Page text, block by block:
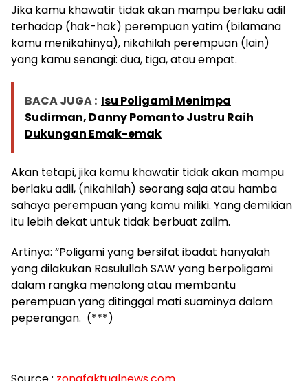
Jika kamu khawatir tidak akan mampu berlaku adil
terhadap (hak-hak) perempuan yatim (bilamana
kamu menikahinya), nikahilah perempuan (lain)
yang kamu senangi: dua, tiga, atau empat.
BACA JUGA : Isu Poligami Menimpa
Sudirman, Danny Pomanto Justru Raih
Dukungan Emak-emak
Akan tetapi, jika kamu khawatir tidak akan mampu
berlaku adil, (nikahilah) seorang saja atau hamba
sahaya perempuan yang kamu miliki. Yang demikian
itu lebih dekat untuk tidak berbuat zalim.
Artinya: “Poligami yang bersifat ibadat hanyalah
yang dilakukan Rasulullah SAW yang berpoligami
dalam rangka menolong atau membantu
perempuan yang ditinggal mati suaminya dalam
peperangan. (***)